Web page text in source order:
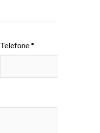
Telefone *